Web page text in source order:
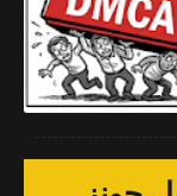
شاهد الموضوع